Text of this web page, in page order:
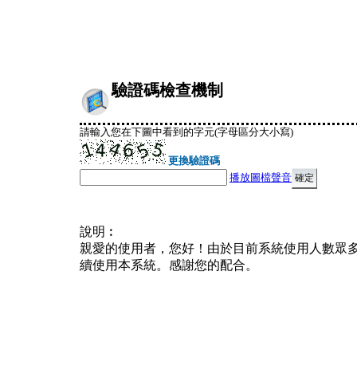
驗證碼檢查機制
請輸入您在下圖中看到的字元(字母區分大小寫)
更換驗證碼
播放圖檔聲音
說明︰
親愛的使用者，您好！由於目前系統使用人數眾
續使用本系統。感謝您的配合。